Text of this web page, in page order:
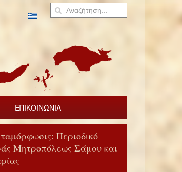
ΕΠΙΚΟΙΝΩΝΙΑ
Περιοδικό
Μητροπόλεως Σάμου και